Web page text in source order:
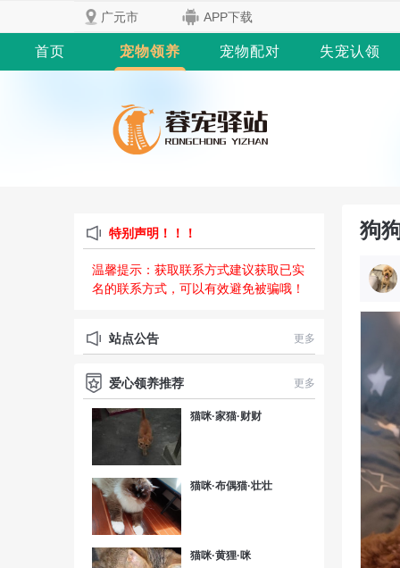
广元市 APP下载
首页 宠物领养 宠物配对 失宠认领
特别声明！！！
温馨提示：获取联系方式建议获取已实
名的联系方式，可以有效避免被骗哦！
站点公告 更多
爱心领养推荐 更多
猫咪·家猫·财财
猫咪·布偶猫·壮壮
猫咪·黄狸·咪
狗